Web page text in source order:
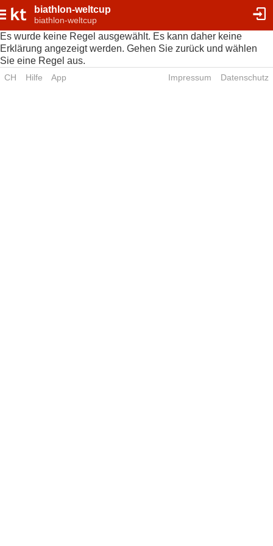
biathlon-weltcup
biathlon-weltcup
Es wurde keine Regel ausgewählt. Es kann daher keine
Erklärung angezeigt werden. Gehen Sie zurück und wählen
Sie eine Regel aus.
CH Hilfe App Impressum Datenschutz